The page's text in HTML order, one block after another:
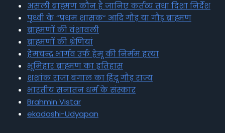
असली ब्राह्मण कौन है जानिए कर्तव्य तथा दिशा निर्देश
पृथ्वी के “प्रथम शासक” आदि गौड़ या गौड़ ब्राह्मण
ब्राह्मणों की वंशावली
ब्राह्मणों की श्रेणियां
हेमचन्द्र भार्गव उर्फ हेमू की निर्मम हत्या
भूमिहार ब्राह्मण का इतिहास
शशांक राजा बंगाल का हिंदू गौड़ राज्य
भारतीय सनातन धर्म के संस्कार
Brahmin Vistar
ekadashi-Udyapan